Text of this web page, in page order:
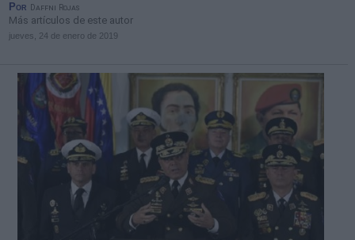
Por Daffni Rojas
Más artículos de este autor
jueves, 24 de enero de 2019